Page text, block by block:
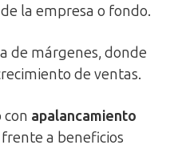
de la empresa o fondo.
de márgenes, donde
de ventas.
apalancamiento
frente a beneficios